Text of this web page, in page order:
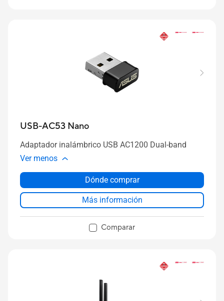
USB-AC53 Nano
Adaptador inalámbrico USB AC1200 Dual-band
Ver menos
Dónde comprar
Más información
Comparar